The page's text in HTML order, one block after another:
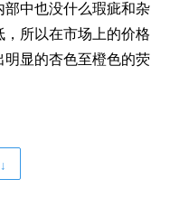
中也没什么瑕疵和杂
所以在市场上的价格
显的杏色至橙色的荧